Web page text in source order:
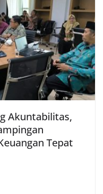
Akuntabilitas,
Tepat